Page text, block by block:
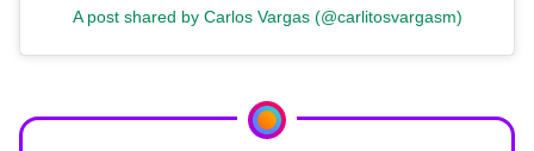
A post shared by Carlos Vargas (@carlitosvargasm)